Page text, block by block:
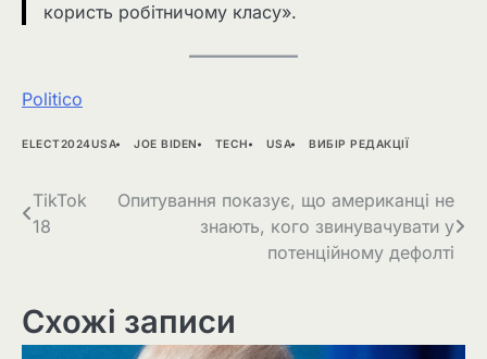
користь робітничому класу».
Politico
ELECT2024USA JOE BIDEN TECH USA ВИБІР РЕДАКЦІЇ
Навігація
TikTok
18
Опитування показує, що американці не
знають, кого звинувачувати у
потенційному дефолті
Схожі записи